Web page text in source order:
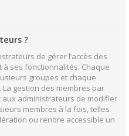
?
de gérer l’accès des
ses fonctionnalités. Chaque
groupes et chaque
gestion des membres par
aux administrateurs de modifier
membres à la fois, telles
ou rendre accessible un